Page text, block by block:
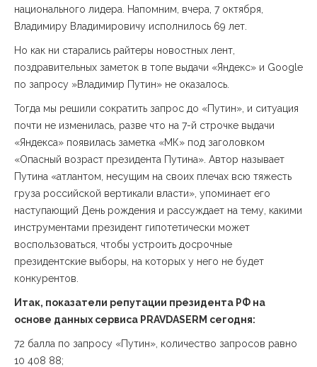
национального лидера. Напомним, вчера, 7 октября,
Владимиру Владимировичу исполнилось 69 лет.
Но как ни старались райтеры новостных лент,
поздравительных заметок в топе выдачи «Яндекс» и Google
по запросу »Владимир Путин» не оказалось.
Тогда мы решили сократить запрос до «Путин» , и ситуация
почти не изменилась, разве что на 7-й строчке выдачи
«Яндекса» появилась заметка «МК» под заголовком
«Опасный возраст президента Путина» . Автор называет
Путина «атлантом, несущим на своих плечах всю тяжесть
груза российской вертикали власти» , упоминает его
наступающий День рождения и рассуждает на тему, какими
инструментами президент гипотетически может
воспользоваться, чтобы устроить досрочные
президентские выборы, на которых у него не будет
конкурентов.
Итак, показатели репутации президента РФ на
основе данных сервиса PRAVDASERM сегодня:
72 балла по запросу «Путин» , количество запросов равно
10 408 88;